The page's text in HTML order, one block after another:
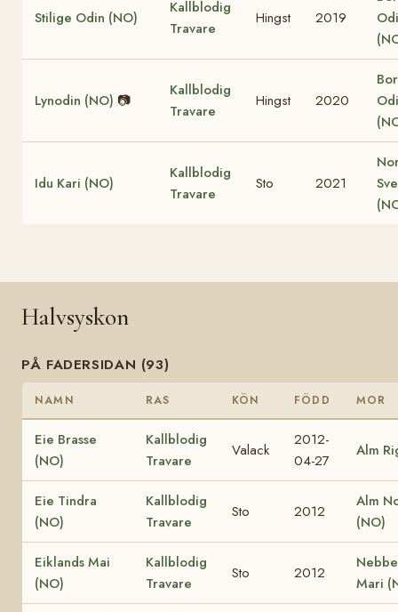
Stilige Odin (NO)
Kallblodig
Travare
Hingst 2019
Lynodin (NO) 📷
Kallblodig
Travare
Hingst 2020
Idu Kari (NO)
Kallblodig
Travare
Sto 2021
Halvsyskon
PÅ FADERSIDAN (93)
NAMN RAS KÖN FÖDD MOR
Eie Brasse
(NO)
Kallblodig
Travare
Valack
2012-
04-27
Alm
Eie Tindra
(NO)
Kallblodig
Travare
Sto 2012
Alm
(NO)
Eiklands Mai
(NO)
Kallblodig
Travare
Sto 2012
Mari